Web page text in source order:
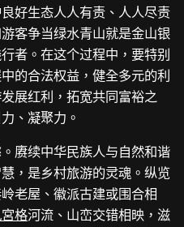
好生态人人有责、人人尽责
客争当绿水青山就是金山银
者。在这个过程中，要特别
的合法权益，健全多元的利
展红利，拓宽共同富裕之
、凝聚力。
赓续中华民族人与自然和谐
，是乡村旅游的灵魂。纵览
老屋、徽派古建或围合相
格河流、山峦交错相映，滋